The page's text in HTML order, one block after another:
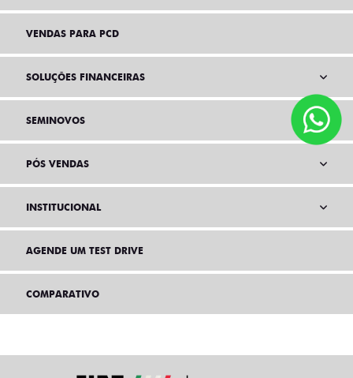
VENDAS PARA PCD
SOLUÇÕES FINANCEIRAS
SEMINOVOS
PÓS VENDAS
INSTITUCIONAL
AGENDE UM TEST DRIVE
COMPARATIVO